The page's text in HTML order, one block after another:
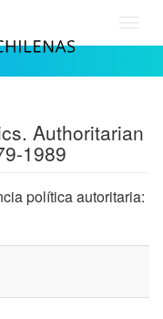
Authoritarian
1989
política autoritaria: